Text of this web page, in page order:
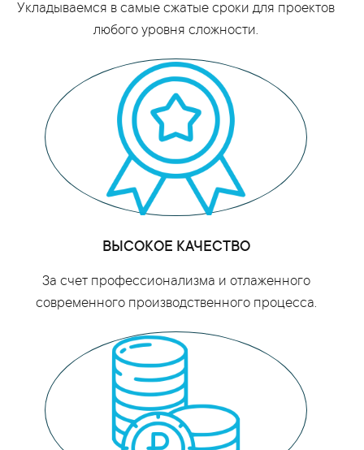
Укладываемся в самые сжатые сроки для проектов
любого уровня сложности.
ВЫСОКОЕ КАЧЕСТВО
За счет профессионализма и отлаженного
современного производственного процесса.